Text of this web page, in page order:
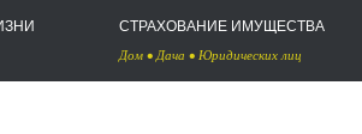
СТРАХОВАНИЕ ИМУЩЕСТВА
Дом •Дача • Юридических лиц